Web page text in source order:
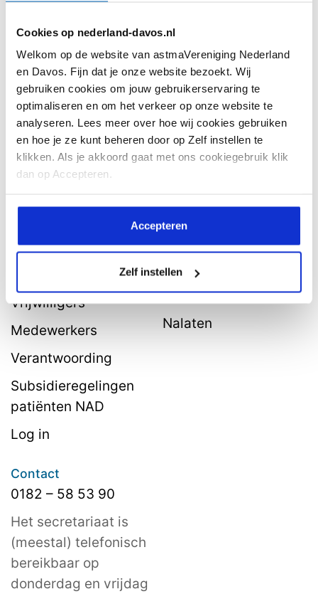
Cookies op nederland-davos.nl
Welkom op de website van astmaVereniging Nederland
en Davos. Fijn dat je onze website bezoekt. Wij
gebruiken cookies om jouw gebruikerservaring te
optimaliseren en om het verkeer op onze website te
analyseren. Lees meer over hoe wij cookies gebruiken
en hoe je ze kunt beheren door op Zelf instellen te
klikken. Als je akkoord gaat met ons cookiegebruik klik
dan op Accepteren.
Accepteren
Zelf instellen
Astma Actieplan
Informatiekaarten
Interessante websites
Vragen en antwoorden
Downloads
Reactie! Magazine
Reactie! Online
Video's
Doelstelling
Vrijwilligers
Medewerkers
Verantwoording
Subsidieregelingen
patiënten NAD
Log in
Lid worden
Doneren
Doneren met
belastingvoordeel
Nalaten
Contact
0182 – 58 53 90
Het secretariaat is
(meestal) telefonisch
bereikbaar op
donderdag en vrijdag